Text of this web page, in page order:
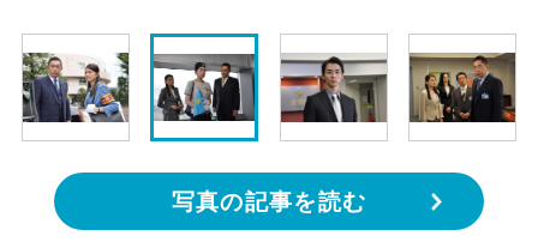
写真の記事を読む